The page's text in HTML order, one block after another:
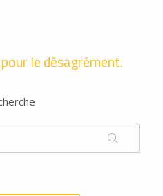
le désagrément.
k